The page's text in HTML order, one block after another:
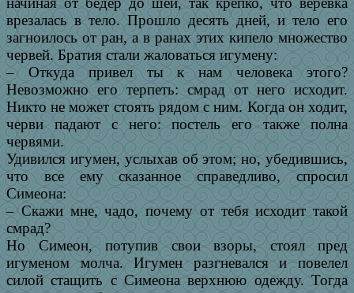
врезалась в тело. Прошло десять дней, и тело его
загноилось от ран, а в ранах этих кипело множество
червей. Братия стали жаловаться игумену:
– Откуда привел ты к нам человека этого?
Невозможно его терпеть: смрад от него исходит.
Никто не может стоять рядом с ним. Когда он ходит,
черви падают с него: постель его также полна
червями.
Удивился игумен, услыхав об этом; но, убедившись,
что все ему сказанное справедливо, спросил
Симеона:
– Скажи мне, чадо, почему от тебя исходит такой
смрад?
Но Симеон, потупив свои взоры, стоял пред
игуменом молча. Игумен разгневался и повелел
силой стащить с Симеона верхнюю одежду. Тогда